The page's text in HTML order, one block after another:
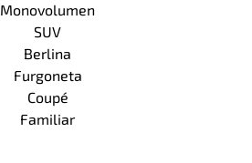
Monovolumen
SUV
Berlina
Furgoneta
Coupé
Familiar